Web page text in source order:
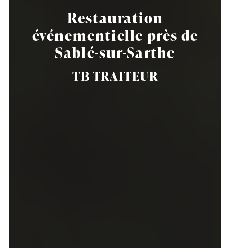
Restauration
événementielle près de
Sablé-sur-Sarthe
TB TRAITEUR